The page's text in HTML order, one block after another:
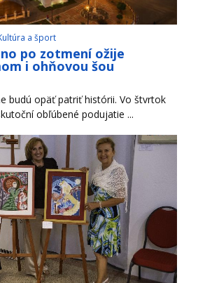
a šport
po zotmení ožije
i ohňovou šou
budú opäť patriť histórii. Vo štvrtok
obľúbené podujatie ...